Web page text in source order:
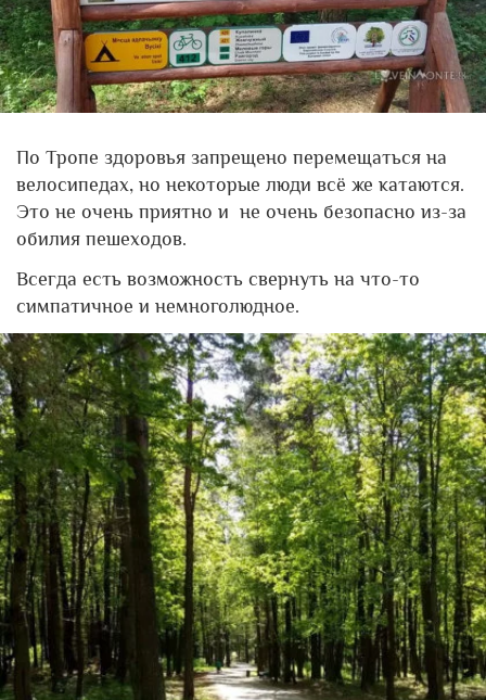
По Тропе здоровья запрещено перемещаться на
велосипедах, но некоторые люди всё же катаются.
Это не очень приятно и не очень безопасно из-за
обилия пешеходов.
Всегда есть возможность свернуть на что-то
симпатичное и немноголюдное.